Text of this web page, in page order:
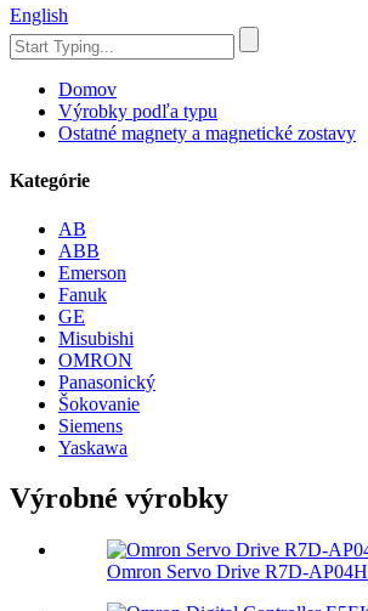
English
Domov
Výrobky podľa typu
Ostatné magnety a magnetické zostavy
Kategórie
AB
ABB
Emerson
Fanuk
GE
Misubishi
OMRON
Panasonický
Šokovanie
Siemens
Yaskawa
Výrobné výrobky
Omron Servo Drive R7D-AP04H